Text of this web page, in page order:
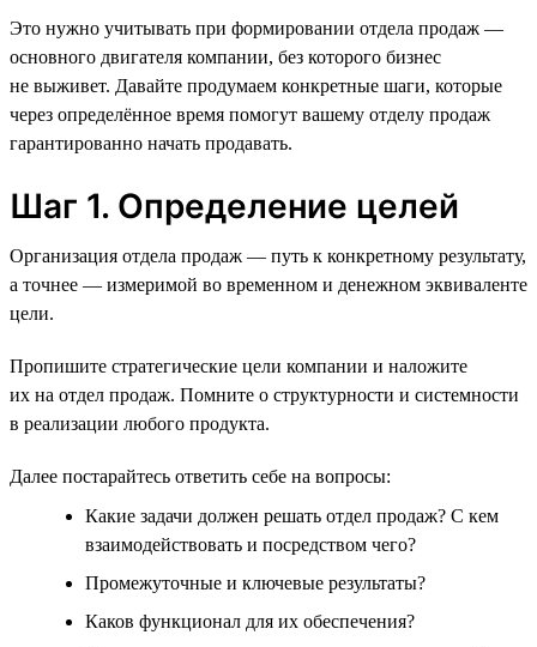
Это нужно учитывать при формировании отдела продаж —
основного двигателя компании, без которого бизнес
не выживет. Давайте продумаем конкретные шаги, которые
через определённое время помогут вашему отделу продаж
гарантированно начать продавать.
Шаг 1. Определение целей
Организация отдела продаж — путь к конкретному результату,
а точнее — измеримой во временном и денежном эквиваленте
цели.
Пропишите стратегические цели компании и наложите
их на отдел продаж. Помните о структурности и системности
в реализации любого продукта.
Далее постарайтесь ответить себе на вопросы:
Какие задачи должен решать отдел продаж? С кем
взаимодействовать и посредством чего?
Промежуточные и ключевые результаты?
Каков функционал для их обеспечения?